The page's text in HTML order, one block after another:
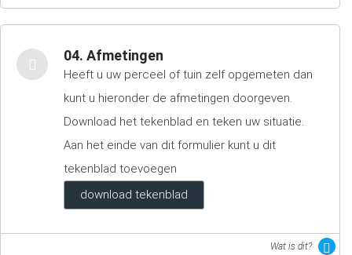
04. Afmetingen
Heeft u uw perceel of tuin zelf opgemeten dan
kunt u hieronder de afmetingen doorgeven.
Download het tekenblad en teken uw situatie.
Aan het einde van dit formulier kunt u dit
tekenblad toevoegen
download tekenblad
Wat is dit?